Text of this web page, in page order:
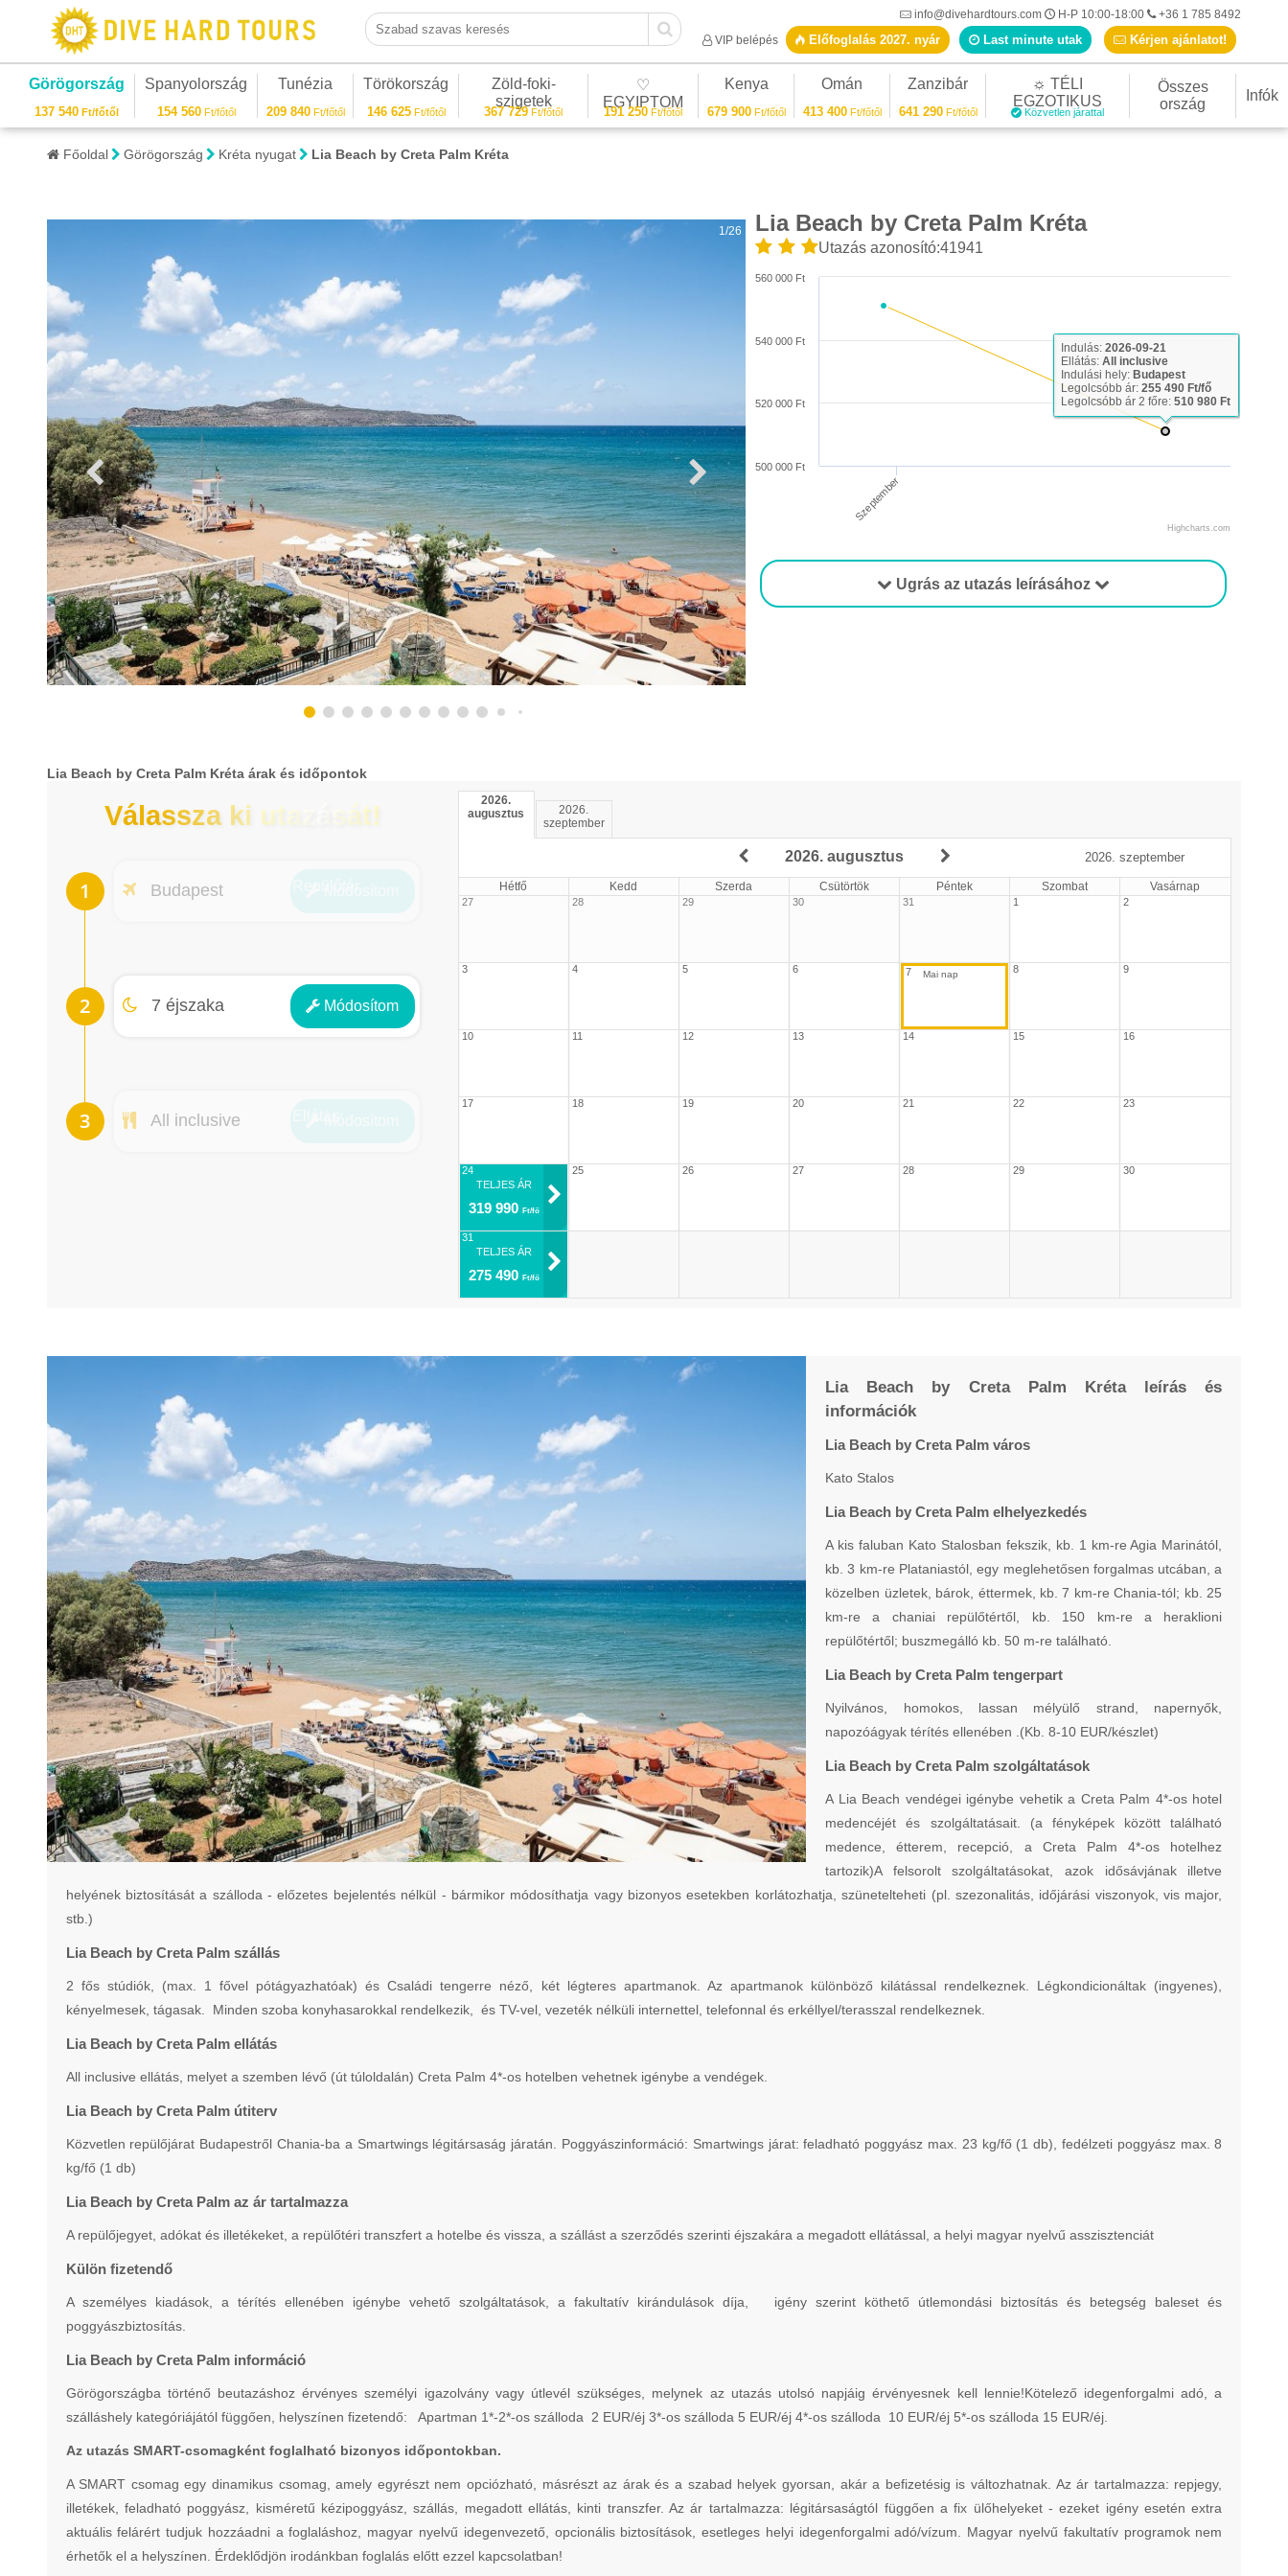
Szabad szavas keresés
info@divehardtours.com H-P 10:00-18:00
+36 1 785 8492
VIP belépés
Előfoglalás 2027. nyár Last minute utak Kérjen ajánlatot!
Görögország
137 540 Ft/főtől
Spanyolország
154 560Ft/főtől
Tunézia
209 840Ft/főtől
Törökország
146 625Ft/főtől
Zöld-foki-
szigetek
367 729 Ft/főtől
♡
EGYIPTOM
191 250 Ft/főtől
Kenya
679 900Ft/főtől
Omán
413 400Ft/főtől
Zanzibár
641 290Ft/főtől
☼ TÉLI
EGZOTIKUS
Közvetlen járattal
Összes
ország
Infók
Főoldal Görögország Kréta nyugat Lia Beach by Creta Palm Kréta
Lia Beach by Creta Palm Kréta
Utazás azonosító:41941
Szeptember
500 000 Ft
520 000 Ft
540 000 Ft
560 000 Ft
Highcharts.com
Indulás:2026-09-21
Ellátás:All inclusive
Indulási hely: Budapest
Legolcsóbb ár:255 490 Ft/fő
Legolcsóbb ár 2 főre:510 980 Ft
Ugrás az utazás leírásához
1/26
Lia Beach by Creta Palm Kréta árak és időpontok
Válassza ki utazását!
Budapest
7 éjszaka Módosítom
Éjszakák
All inclusive
2026.
augusztus
2026.
szeptember
2026. augusztus 2026. szeptember
Hétfő Kedd Szerda Csütörtök Péntek Szombat Vasárnap
27 28 29 30 31 1 2
3 4 5 6 7 8 9
10 11 12 13 14 15 16
17 18 19 20 21 22 23
24
TELJES ÁR
319 990Ft/fő
25 26 27 28 29 30
31
TELJES ÁR
275 490Ft/fő
Lia Beach by Creta Palm Kréta leírás és
információk
Lia Beach by Creta Palm város
Kato Stalos
Lia Beach by Creta Palm elhelyezkedés
A kis faluban Kato Stalosban fekszik, kb. 1 km-re Agia Marinától,
kb. 3 km-re Plataniastól, egy meglehetősen forgalmas utcában, a
közelben üzletek, bárok, éttermek, kb. 7 km-re Chania-tól; kb. 25
km-re a chaniai repülőtértől, kb. 150 km-re a heraklioni
repülőtértől; buszmegálló kb. 50 m-re található.
Lia Beach by Creta Palm tengerpart
Nyilvános, homokos, lassan mélyülő strand, napernyők,
napozóágyak térítés ellenében .(Kb. 8-10 EUR/készlet)
Lia Beach by Creta Palm szolgáltatások
A Lia Beach vendégei igénybe vehetik a Creta Palm 4*-os hotel
medencéjét és szolgáltatásait. (a fényképek között található
medence, étterem, recepció, a Creta Palm 4*-os hotelhez
tartozik)A felsorolt szolgáltatásokat, azok idősávjának illetve
helyének biztosítását a szálloda - előzetes bejelentés nélkül - bármikor módosíthatja vagy bizonyos esetekben korlátozhatja, szünetelteheti (pl. szezonalitás, időjárási viszonyok, vis major,
stb.)
Lia Beach by Creta Palm szállás
2 fős stúdiók, (max. 1 fővel pótágyazhatóak) és Családi tengerre néző, két légteres apartmanok. Az apartmanok különböző kilátással rendelkeznek. Légkondicionáltak (ingyenes),
kényelmesek, tágasak. Minden szoba konyhasarokkal rendelkezik, és TV-vel, vezeték nélküli internettel, telefonnal és erkéllyel/terasszal rendelkeznek.
Lia Beach by Creta Palm ellátás
All inclusive ellátás, melyet a szemben lévő (út túloldalán) Creta Palm 4*-os hotelben vehetnek igénybe a vendégek.
Lia Beach by Creta Palm útiterv
Közvetlen repülőjárat Budapestről Chania-ba a Smartwings légitársaság járatán. Poggyászinformáció: Smartwings járat: feladható poggyász max. 23 kg/fő (1 db), fedélzeti poggyász max. 8
kg/fő (1 db)
Lia Beach by Creta Palm az ár tartalmazza
A repülőjegyet, adókat és illetékeket, a repülőtéri transzfert a hotelbe és vissza, a szállást a szerződés szerinti éjszakára a megadott ellátással, a helyi magyar nyelvű asszisztenciát
Külön fizetendő
A személyes kiadások, a térítés ellenében igénybe vehető szolgáltatások, a fakultatív kirándulások díja, igény szerint köthető útlemondási biztosítás és betegség baleset és
poggyászbiztosítás.
Lia Beach by Creta Palm információ
Görögországba történő beutazáshoz érvényes személyi igazolvány vagy útlevél szükséges, melynek az utazás utolsó napjáig érvényesnek kell lennie!Kötelező idegenforgalmi adó, a
szálláshely kategóriájától függően, helyszínen fizetendő: Apartman 1*-2*-os szálloda 2 EUR/éj 3*-os szálloda 5 EUR/éj 4*-os szálloda 10 EUR/éj 5*-os szálloda 15 EUR/éj.
Az utazás SMART-csomagként foglalható bizonyos időpontokban.
A SMART csomag egy dinamikus csomag, amely egyrészt nem opciózható, másrészt az árak és a szabad helyek gyorsan, akár a befizetésig is változhatnak. Az ár tartalmazza: repjegy,
illetékek, feladható poggyász, kisméretű kézipoggyász, szállás, megadott ellátás, kinti transzfer. Az ár tartalmazza: légitársaságtól függően a fix ülőhelyeket - ezeket igény esetén extra
aktuális felárért tudjuk hozzáadni a foglaláshoz, magyar nyelvű idegenvezető, opcionális biztosítások, esetleges helyi idegenforgalmi adó/vízum. Magyar nyelvű fakultatív programok nem
érhetők el a helyszínen. Érdeklődjön irodánkban foglalás előtt ezzel kapcsolatban!